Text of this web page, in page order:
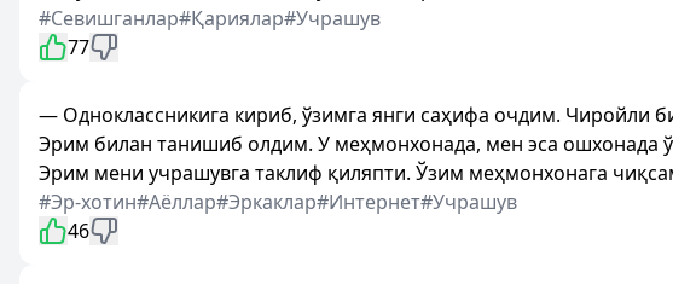
#Севишганлар#Қариялар#Учрашув
77
— Одноклассникига кириб, ўзимга янги саҳифа очдим. Чиройли
Эрим билан танишиб олдим. У меҳмонхонада, мен эса ошхонада
Эрим мени учрашувга таклиф қиляпти. Ўзим меҳмонхонага
#Эр-хотин#Аёллар#Эркаклар#Интернет#Учрашув
46